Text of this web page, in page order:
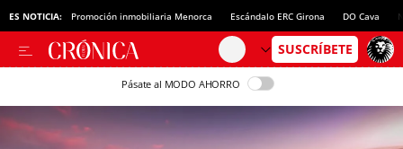
ES NOTICIA: Promoción inmobiliaria Menorca Escándalo ERC Girona DO Cava
Pásate al MODO AHORRO